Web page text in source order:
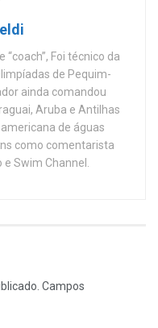
Foi técnico da
de Pequim-
ainda comandou
Aruba e Antilhas
de águas
como comentarista
Swim Channel.
Campos